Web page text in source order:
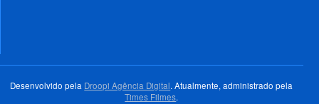
Desenvolvido pela Droopi Agência Digital. Atualmente, administrado pela
Times Filmes.